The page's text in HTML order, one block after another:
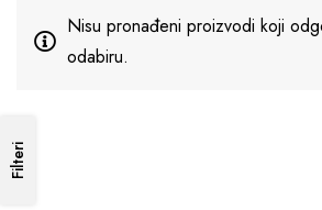
Filteri
Nisu pronađeni proizvodi koji
odabiru.